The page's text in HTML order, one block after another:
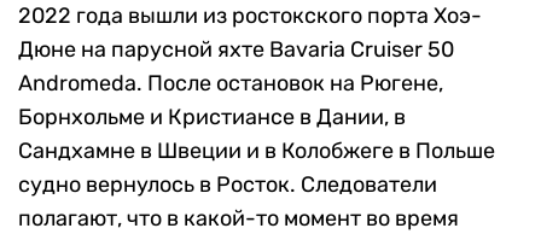
2022 года вышли из ростокского порта Хоэ-
Дюне на парусной яхте Bavaria Cruiser 50
Andromeda. После остановок на Рюгене,
Борнхольме и Кристиансе в Дании, в
Сандхамне в Швеции и в Колобжеге в Польше
судно вернулось в Росток. Следователи
полагают, что в какой-то момент во время